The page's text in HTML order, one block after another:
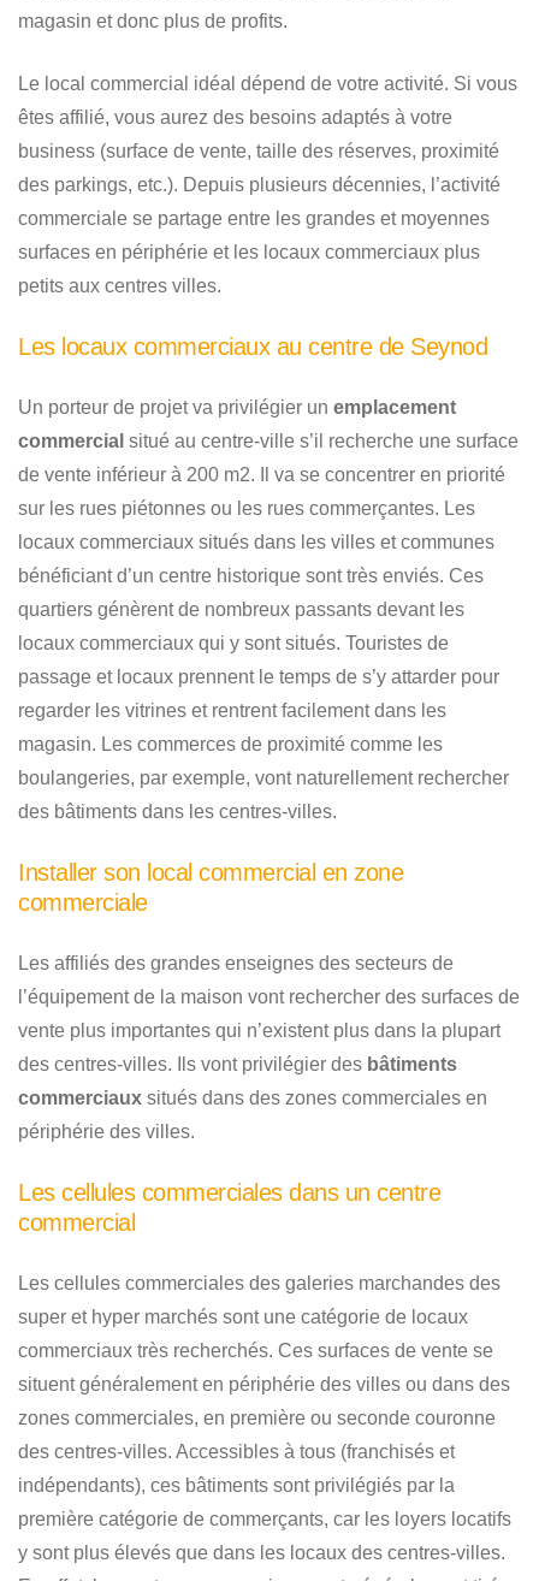
magasin et donc plus de profits.
Le local commercial idéal dépend de votre activité. Si vous
êtes affilié, vous aurez des besoins adaptés à votre
business (surface de vente, taille des réserves, proximité
des parkings, etc.). Depuis plusieurs décennies, l’activité
commerciale se partage entre les grandes et moyennes
surfaces en périphérie et les locaux commerciaux plus
petits aux centres villes.
Les locaux commerciaux au centre de Seynod
Un porteur de projet va privilégier un emplacement
commercial situé au centre-ville s’il recherche une surface
de vente inférieur à 200 m2. Il va se concentrer en priorité
sur les rues piétonnes ou les rues commerçantes. Les
locaux commerciaux situés dans les villes et communes
bénéficiant d’un centre historique sont très enviés. Ces
quartiers génèrent de nombreux passants devant les
locaux commerciaux qui y sont situés. Touristes de
passage et locaux prennent le temps de s’y attarder pour
regarder les vitrines et rentrent facilement dans les
magasin. Les commerces de proximité comme les
boulangeries, par exemple, vont naturellement rechercher
des bâtiments dans les centres-villes.
Installer son local commercial en zone
commerciale
Les affiliés des grandes enseignes des secteurs de
l’équipement de la maison vont rechercher des surfaces de
vente plus importantes qui n’existent plus dans la plupart
des centres-villes. Ils vont privilégier des bâtiments
commerciaux situés dans des zones commerciales en
périphérie des villes.
Les cellules commerciales dans un centre
commercial
Les cellules commerciales des galeries marchandes des
super et hyper marchés sont une catégorie de locaux
commerciaux très recherchés. Ces surfaces de vente se
situent généralement en périphérie des villes ou dans des
zones commerciales, en première ou seconde couronne
des centres-villes. Accessibles à tous (franchisés et
indépendants), ces bâtiments sont privilégiés par la
première catégorie de commerçants, car les loyers locatifs
y sont plus élevés que dans les locaux des centres-villes.